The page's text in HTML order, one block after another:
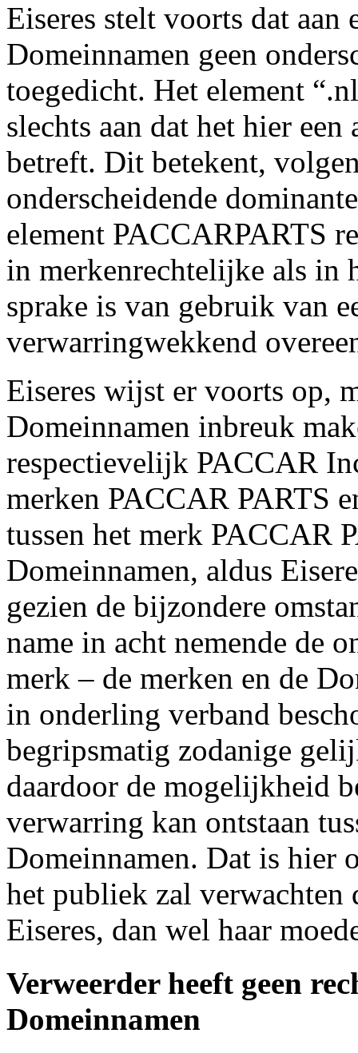
Eiseres stelt voorts dat aan
Domeinnamen geen
toegedicht. Het element
slechts aan dat het hier
betreft. Dit betekent,
onderscheidende
element PACCARPARTS
in merkenrechtelijke als in
sprake is van gebruik van
verwarringwekkend
Eiseres wijst er voorts op,
Domeinnamen inbreuk
respectievelijk PACCAR
merken PACCAR PARTS
tussen het merk PACCAR
Domeinnamen, aldus
gezien de bijzondere
name in acht nemende de
merk – de merken en de
in onderling verband
begripsmatig zodanige
daardoor de mogelijkheid
verwarring kan ontstaan
Domeinnamen. Dat is hier
het publiek zal verwachten
Eiseres, dan wel haar
Verweerder heeft geen
Domeinnamen